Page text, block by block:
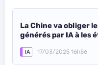
La Chine va obliger
générés par IA à les
IA 17/03/2025 16h56